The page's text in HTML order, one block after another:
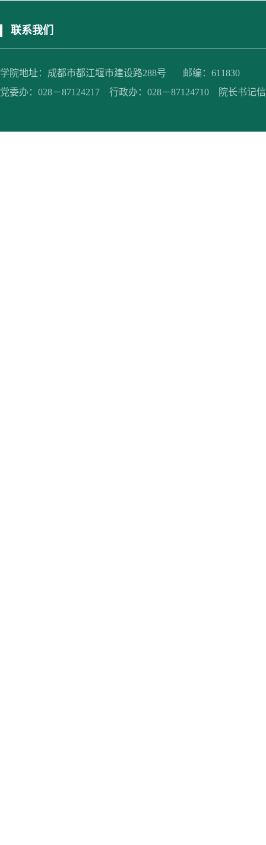
联系我们
学院地址：成都市都江堰市建设路288号 邮编：611830
党委办：028－87124217 行政办：028－87124710 院长书记信